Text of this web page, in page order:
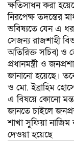
ক্ষতিসাধন করা
নিরপেক্ষ তদন্তের
ভবিষ্যতে যেন এ
সেজন্য রাজশাহী
অতিরিক্ত সচিব) ও
প্রধানমন্ত্রী ও
জানানো হয়েছে।​
ও মো. ইব্রাহিম
এ বিষয়ে কোনো
জানতে চাইলে
শাখা সুফিয়া নাজিম
দেওয়া হয়েছে ​